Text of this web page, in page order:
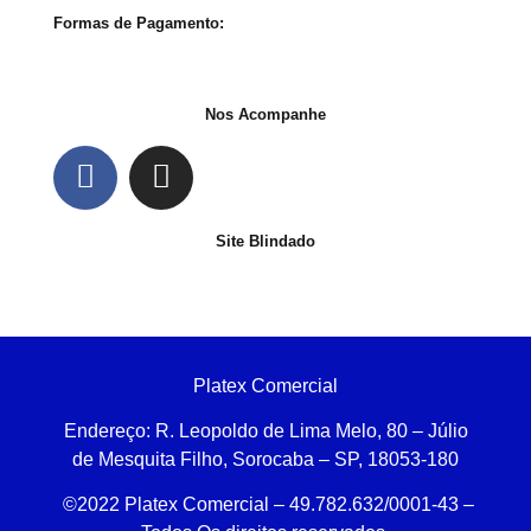
Formas de Pagamento:
Nos Acompanhe
Site Blindado
Platex Comercial
Endereço: R. Leopoldo de Lima Melo, 80 – Júlio
de Mesquita Filho, Sorocaba – SP, 18053-180
©2022 Platex Comercial – 49.782.632/0001-43 –